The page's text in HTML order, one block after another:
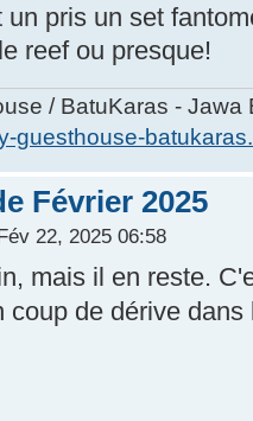
un pris un set
reef ou presque!
/ BatuKaras - Jawa
guesthouse-
Février 2025
22, 2025 06:58
mais il en reste.
coup de dérive